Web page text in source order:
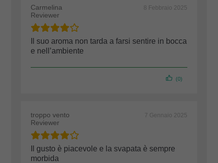
Carmelina
Reviewer
8 Febbraio 2025
Il suo aroma non tarda a farsi sentire in bocca
e nell’ambiente
(0)
troppo vento
Reviewer
7 Gennaio 2025
Il gusto è piacevole e la svapata è sempre
morbida